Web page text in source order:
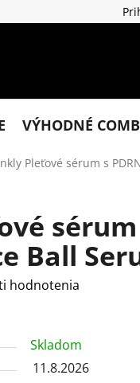
VÝHODNÉ
Pleťové sérum s
sérum
Ball
hodnotenia
Skladom
11.8.2026